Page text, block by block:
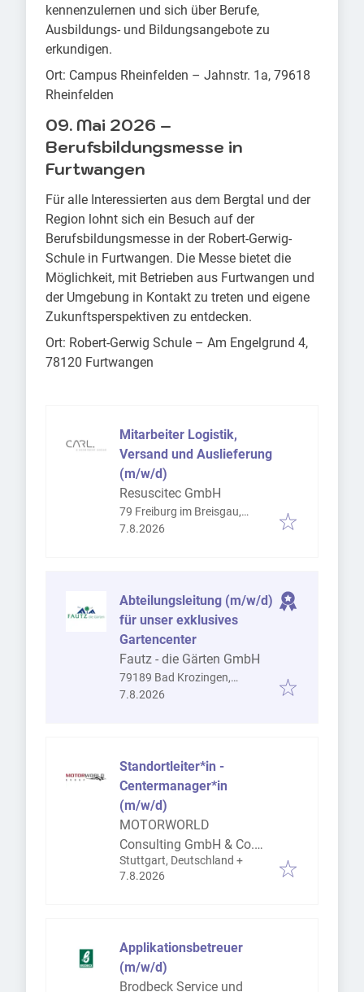
kennenzulernen und sich über Berufe,
Ausbildungs- und Bildungsangebote zu
erkundigen.
Ort: Campus Rheinfelden – Jahnstr. 1a, 79618
Rheinfelden
09. Mai 2026 –
Berufsbildungsmesse in
Furtwangen
Für alle Interessierten aus dem Bergtal und der
Region lohnt sich ein Besuch auf der
Berufsbildungsmesse in der Robert-Gerwig-
Schule in Furtwangen. Die Messe bietet die
Möglichkeit, mit Betrieben aus Furtwangen und
der Umgebung in Kontakt zu treten und eigene
Zukunftsperspektiven zu entdecken.
Ort: Robert-Gerwig Schule – Am Engelgrund 4,
78120 Furtwangen
Mitarbeiter Logistik,
Versand und Auslieferung
(m/w/d)
Resuscitec GmbH
79 Freiburg im Breisgau,
Deutschland
Veröffentlicht
7.8.2026
Abteilungsleitung (m/w/d)
für unser exklusives
Gartencenter
Fautz - die Gärten GmbH
79189 Bad Krozingen,
Deutschland
Veröffentlicht
7.8.2026
Standortleiter*in -
Centermanager*in
(m/w/d)
MOTORWORLD
Consulting GmbH & Co.
KG
Stuttgart, Deutschland +
Veröffentlicht
7.8.2026
Applikationsbetreuer
(m/w/d)
Brodbeck Service und